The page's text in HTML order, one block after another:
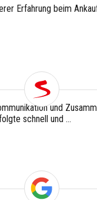
Erfahrung beim
und
schnell und …